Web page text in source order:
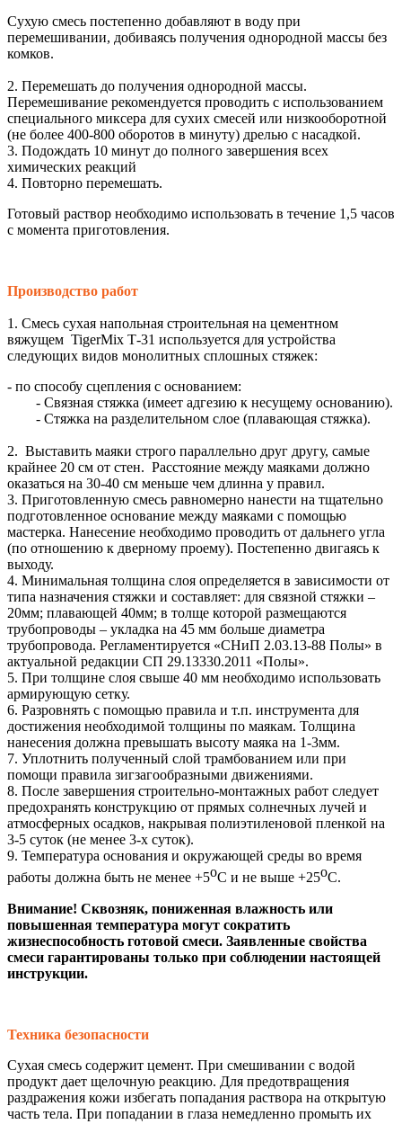
Сухую смесь постепенно добавляют в воду при
перемешивании, добиваясь получения однородной массы без
комков.
2. Перемешать до получения однородной массы.
Перемешивание рекомендуется проводить с использованием
специального миксера для сухих смесей или низкооборотной
(не более 400-800 оборотов в минуту) дрелью с насадкой.
3. Подождать 10 минут до полного завершения всех
химических реакций
4. Повторно перемешать.
Готовый раствор необходимо использовать в течение 1,5 часов
с момента приготовления.
Производство работ
1. Смесь сухая напольная строительная на цементном
вяжущем TigerMix Т-31 используется для устройства
следующих видов монолитных сплошных стяжек:
- по способу сцепления с основанием:
- Связная стяжка (имеет адгезию к несущему основанию).
- Стяжка на разделительном слое (плавающая стяжка).
2. Выставить маяки строго параллельно друг другу, самые
крайнее 20 см от стен. Расстояние между маяками должно
оказаться на 30-40 см меньше чем длинна у правил.
3. Приготовленную смесь равномерно нанести на тщательно
подготовленное основание между маяками с помощью
мастерка. Нанесение необходимо проводить от дальнего угла
(по отношению к дверному проему). Постепенно двигаясь к
выходу.
4. Минимальная толщина слоя определяется в зависимости от
типа назначения стяжки и составляет: для связной стяжки –
20мм; плавающей 40мм; в толще которой размещаются
трубопроводы – укладка на 45 мм больше диаметра
трубопровода. Регламентируется «СНиП 2.03.13-88 Полы» в
актуальной редакции СП 29.13330.2011 «Полы».
5. При толщине слоя свыше 40 мм необходимо использовать
армирующую сетку.
6. Разровнять с помощью правила и т.п. инструмента для
достижения необходимой толщины по маякам. Толщина
нанесения должна превышать высоту маяка на 1-3мм.
7. Уплотнить полученный слой трамбованием или при
помощи правила зигзагообразными движениями.
8. После завершения строительно-монтажных работ следует
предохранять конструкцию от прямых солнечных лучей и
атмосферных осадков, накрывая полиэтиленовой пленкой на
3-5 суток (не менее 3-х суток).
9. Температура основания и окружающей среды во время
работы должна быть не менее +5оС и не выше +25оС.
Внимание! Сквозняк, пониженная влажность или
повышенная температура могут сократить
жизнеспособность готовой смеси. Заявленные свойства
смеси гарантированы только при соблюдении настоящей
инструкции.
Техника безопасности
Сухая смесь содержит цемент. При смешивании с водой
продукт дает щелочную реакцию. Для предотвращения
раздражения кожи избегать попадания раствора на открытую
часть тела. При попадании в глаза немедленно промыть их